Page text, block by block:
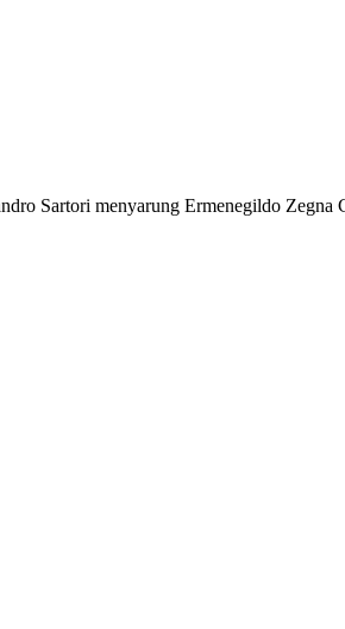
Sartori menyarung Ermenegildo Zegna